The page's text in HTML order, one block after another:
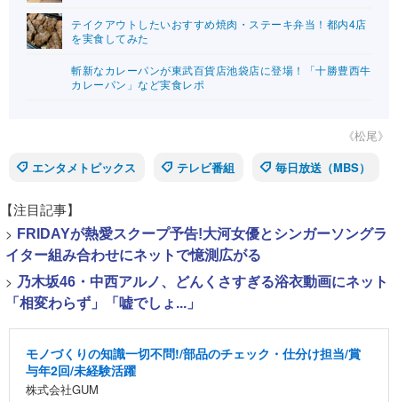
テイクアウトしたいおすすめ焼肉・ステーキ弁当！都内4店
を実食してみた
斬新なカレーパンが東武百貨店池袋店に登場！「十勝豊西牛
カレーパン」など実食レポ
《松尾》
エンタメトピックス
テレビ番組 毎日放送（MBS）
【注目記事】
> FRIDAYが熱愛スクープ予告!大河女優とシンガーソングラ
イター組み合わせにネットで憶測広がる
> 乃木坂46・中西アルノ、どんくさすぎる浴衣動画にネット
「相変わらず」「嘘でしょ...」
モノづくりの知識一切不問!/部品のチェック・仕分け担当/賞
与年2回/未経験活躍
株式会社GUM